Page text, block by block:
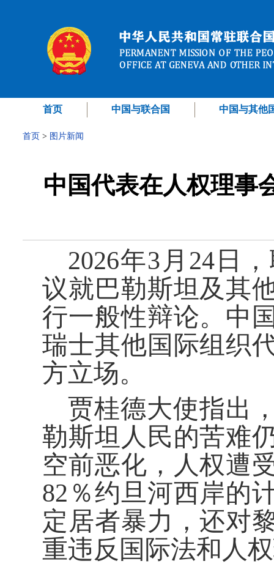
首页 中国与联合国 中国与其他
首页 > 图片新闻
中国代表在人权理事
2026年3月24日
议就巴勒斯坦及其
行一般性辩论。中
瑞士其他国际组织
方立场。
贾桂德大使指出
勒斯坦人民的苦难
空前恶化，人权遭
82％约旦河西岸的
定居者暴力，还对
重违反国际法和人